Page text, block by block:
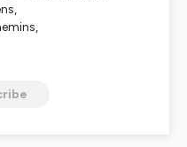
politique-de-